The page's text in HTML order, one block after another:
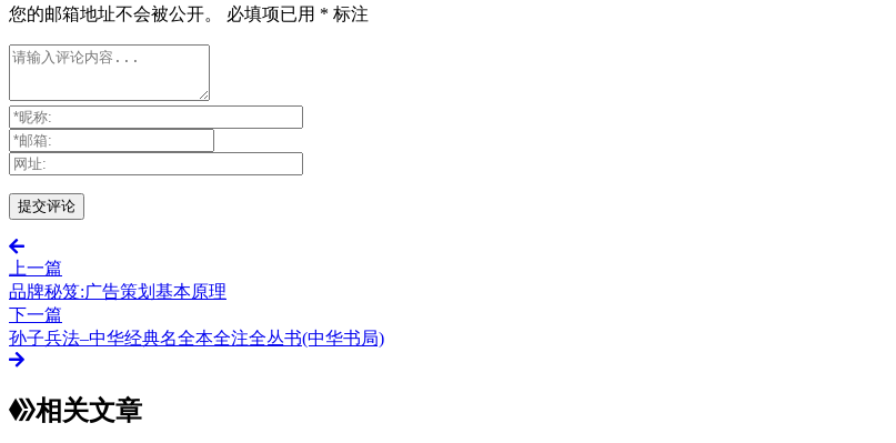
您的邮箱地址不会被公开。 必填项已用 * 标注
上一篇
品牌秘笈:广告策划基本原理
下一篇
孙子兵法–中华经典名全本全注全丛书(中华书局)
相关文章